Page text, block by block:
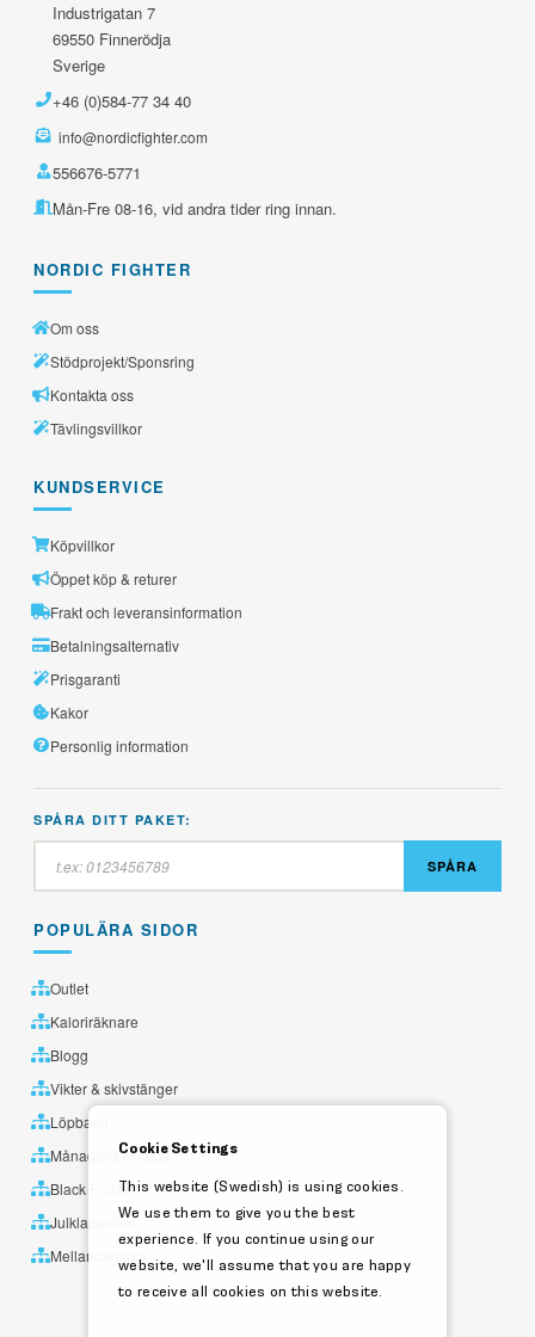
Industrigatan 7
69550 Finnerödja
Sverige
+46 (0)584-77 34 40
info@nordicfighter.com
556676-5771
Mån-Fre 08-16, vid andra tider ring innan.
NORDIC FIGHTER
Om oss
Stödprojekt/Sponsring
Kontakta oss
Tävlingsvillkor
KUNDSERVICE
Köpvillkor
Öppet köp & returer
Frakt och leveransinformation
Betalningsalternativ
Prisgaranti
Kakor
Personlig information
SPÅRA DITT PAKET:
SPÅRA
POPULÄRA SIDOR
Outlet
Kaloriräknare
Blogg
Vikter & skivstänger
Löpband
Månadens utvalda
Black Friday
Julklappstips
Mellandagsrea
Cookie Settings
This website (Swedish) is using cookies.
We use them to give you the best
experience. If you continue using our
website, we'll assume that you are happy
to receive all cookies on this website.